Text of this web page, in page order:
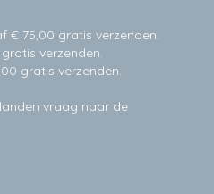
€ 75,00 gratis verzenden.
verzenden.
gratis verzenden.
vraag naar de